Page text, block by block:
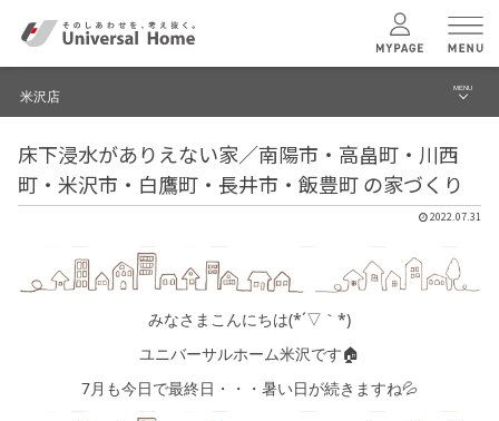
ユニバーサル ホームの特長
米沢店 MENU
ブログ
建築実例・事例
床下浸水がありえない家／南陽市・高畠町・川西
町・米沢市・白鷹町・長井市・飯豊町 の家づくり
2022.07.31
みなさまこんにちは(*´▽｀*)
ユニバーサルホーム米沢です🏠
7月も今日で最終日・・・暑い日が続きますね💦